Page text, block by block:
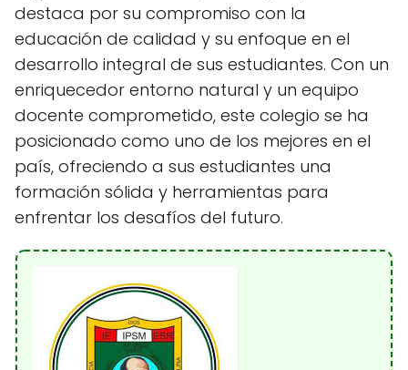
destaca por su compromiso con la
educación de calidad y su enfoque en el
desarrollo integral de sus estudiantes. Con un
enriquecedor entorno natural y un equipo
docente comprometido, este colegio se ha
posicionado como uno de los mejores en el
país, ofreciendo a sus estudiantes una
formación sólida y herramientas para
enfrentar los desafíos del futuro.